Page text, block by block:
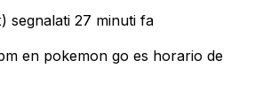
segnalati 27 minuti fa
en pokemon go es horario de